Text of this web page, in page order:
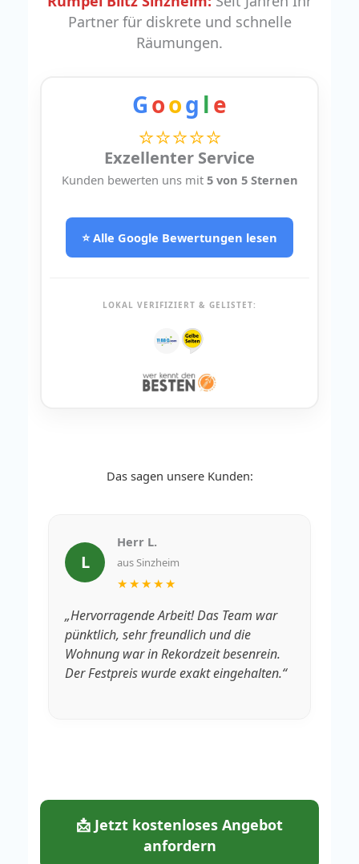
Partner für diskrete und schnelle
Räumungen.
Goog le
⭐⭐⭐⭐⭐
Exzellenter Service
Kunden bewerten uns mit 5 von 5 Sternen
⭐ Alle Google Bewertungen lesen
LOKAL VERIFIZIERT & GELISTET:
Das sagen unsere Kunden:
L
Herr L.
aus Sinzheim
★★★★★
„Hervorragende Arbeit! Das Team war
pünktlich, sehr freundlich und die
Wohnung war in Rekordzeit besenrein.
Der Festpreis wurde exakt eingehalten.“
📩 Jetzt kostenloses Angebot
anfordern